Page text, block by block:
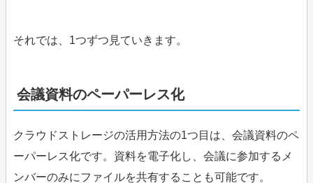
それでは、1つずつ見ていきます。
会議資料のペーパーレス化
クラウドストレージの活用方法の1つ目は、会議資料のペ
ーパーレス化です。資料を電子化し、会議に参加するメ
ンバーのみにファイルを共有することも可能です。